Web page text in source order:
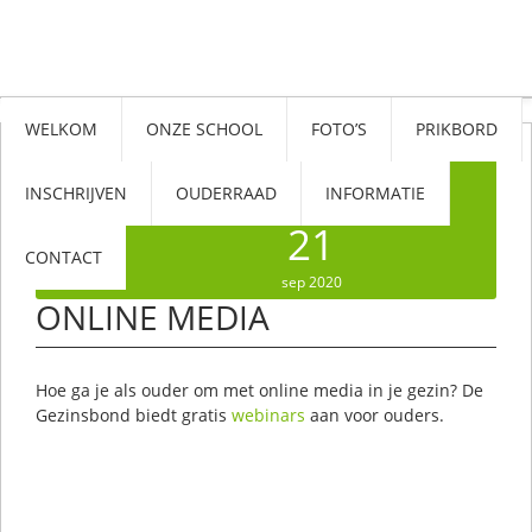
WELKOM ONZE SCHOOL FOTO’S PRIKBORD
INSCHRIJVEN OUDERRAAD INFORMATIE
CONTACT 21
sep 2020
ONLINE MEDIA
Hoe ga je als ouder om met online media in je gezin? De
Gezinsbond biedt gratis webinars aan voor ouders.